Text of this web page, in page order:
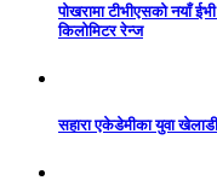
पोखरामा टीभीएसको नयाँ
किलोमिटर रेन्ज
सहारा एकेडेमीका युवा